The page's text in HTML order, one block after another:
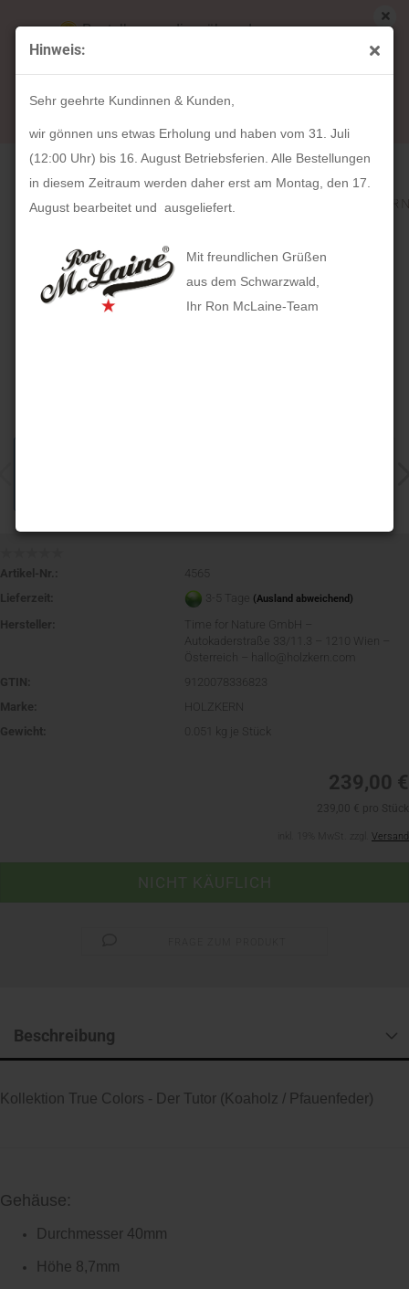
Hinweis:
Sehr geehrte Kundinnen & Kunden,
wir gönnen uns etwas Erholung und haben vom 31. Juli
(12:00 Uhr) bis 16. August Betriebsferien. Alle Bestellungen
in diesem Zeitraum werden daher erst am Montag, den 17.
August bearbeitet und ausgeliefert.
Mit freundlichen Grüßen
aus dem Schwarzwald,
Ihr Ron McLaine-Team
Bestellungen die während unserer
Betriebsferien (31. Juli ab 12:00 Uhr bis 16.
August) aufgegeben werden, werden ab Montag,
17. August bearbeitet und versendet.
« Erster « zurück weiter »
Letzter »
Artikel in dieser Kategorie
HOLZKERN Der Tutor (40mm)
Artikel-Nr.:
4565
Lieferzeit:
3-5 Tage (Ausland abweichend)
Hersteller:
Time for Nature GmbH –
Autokaderstraße 33/11.3 – 1210 Wien –
Österreich – hallo@holzkern.com
GTIN:
9120078336823
Marke:
HOLZKERN
Gewicht:
kg je Stück
239,00 €
Versand
Beschreibung
Kollektion True Colors - Der Tutor (Koaholz / Pfauenfeder)
Gehäuse:
Durchmesser 40mm
Höhe 8,7mm